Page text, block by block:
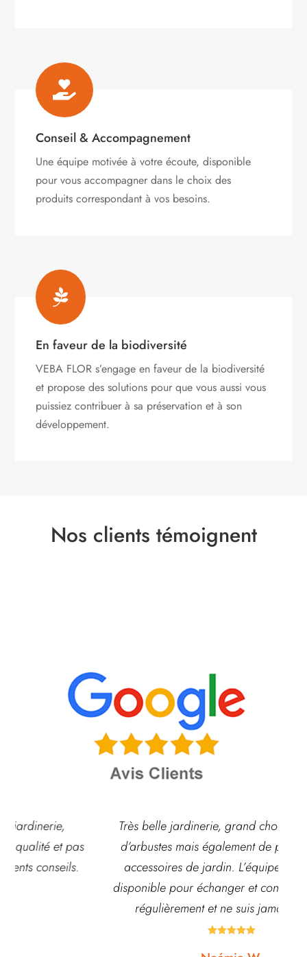

Conseil & Accompagnement
Une équipe motivée à votre écoute, disponible
pour vous accompagner dans le choix des
produits correspondant à vos besoins.

En faveur de la biodiversité
VEBA FLOR s’engageen faveur de la biodiversité
et propose des solutions pour que vous aussi vous
puissiez contribuer à sa préservation et à son
développement.
Nos clients témoignent
Très belle jardinerie, grand choix de fleurs et
d’arbustes mais également de pots ou autre
accessoires de jardin. L’équipe est souvent
disponible pour échanger et conseiller. J’y vais
régulièrement et ne suis jamais déçue.